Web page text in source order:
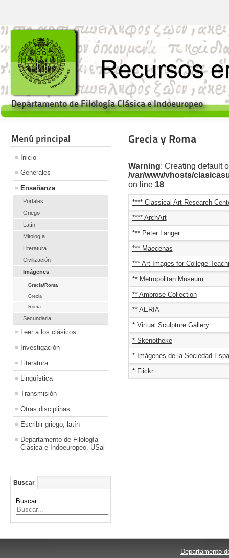
Departamento de Filología Clásica e Indoeuropeo
Menú principal
Inicio
Generales
Enseñanza
Portales
Griego
Latín
Mitología
Literatura
Civilización
Imágenes
Grecia/Roma
Grecia
Roma
Secundaria
Leer a los clásicos
Investigación
Literatura
Lingüística
Transmisión
Otras disciplinas
Escribir griego, latín
Departamento de Filología
Clásica e Indoeuropeo. USal
Buscar
Buscar...
Grecia y Roma
Warning: Creating default
/var/www/vhosts/
on line 18
**** Classical Art Research
**** ArchArt
*** Peter Langer
*** Maecenas
*** Art Images for College
** Metropolitan Museum
** Ambrose Collection
** AERIA
* Virtual Sculpture Gallery
* Skenotheke
* Imágenes de la Sociedad
* Flickr
Departamento